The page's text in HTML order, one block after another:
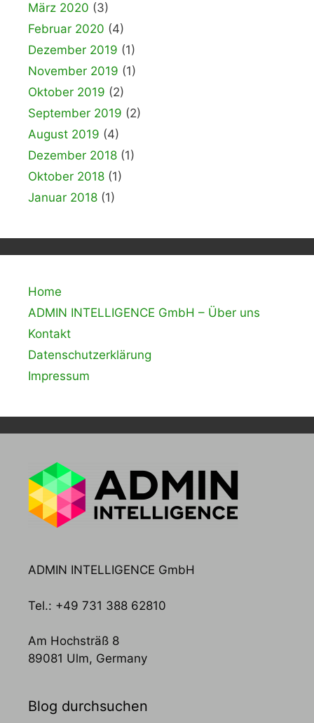
März 2020 (3)
Februar 2020 (4)
Dezember 2019 (1)
November 2019 (1)
Oktober 2019 (2)
September 2019 (2)
August 2019 (4)
Dezember 2018 (1)
Oktober 2018 (1)
Januar 2018 (1)
Home
ADMIN INTELLIGENCE GmbH – Über uns
Kontakt
Datenschutzerklärung
Impressum
ADMIN INTELLIGENCE GmbH
Tel.: +49 731 388 62810
Am Hochsträß 8
89081 Ulm, Germany
Blog durchsuchen